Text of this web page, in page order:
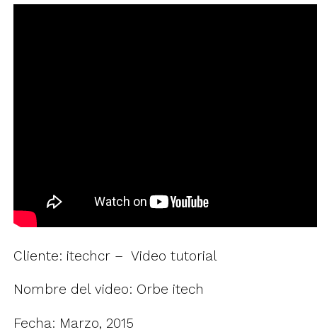
Cliente: itechcr – Video tutorial
Nombre del video: Orbe itech
Fecha: Marzo, 2015